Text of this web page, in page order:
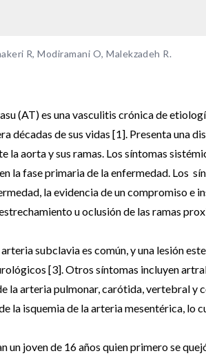
R, Modiramani O, Malekzadeh R.
(AT) es una vasculitis crónica de
décadas de sus vidas [1]. Presenta una
la aorta y sus ramas. Los síntomas
la fase primaria de la enfermedad. Los
la evidencia de un compromiso e
u oclusión de las ramas
subclavia es común, y una lesión
[3]. Otros síntomas incluyen
la arteria pulmonar, carótida, vertebral y
la isquemia de la arteria mesentérica, lo
un joven de 16 años quien primero se